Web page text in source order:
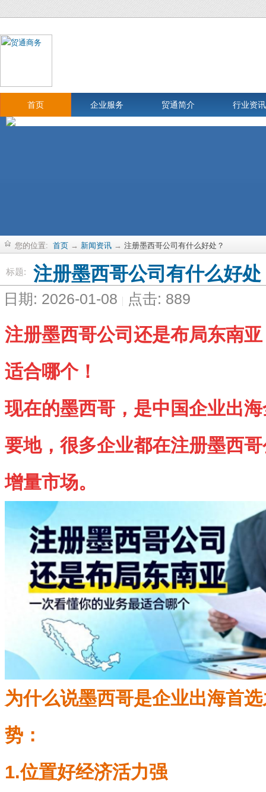
首页 企业服务 贸通简介 行业资讯
您的位置: 首页 → 新闻资讯 → 注册墨西哥公司有什么好处？
标题: 注册墨西哥公司有什么好处
日期: 2026-01-08 点击: 889
注册墨西哥公司还是布局东南
适合哪个！
现在的墨西哥，是中国企业出
要地，很多企业都在注册墨西
增量市场。
为什么说墨西哥是企业出海首
势：
1.位置好经济活力强